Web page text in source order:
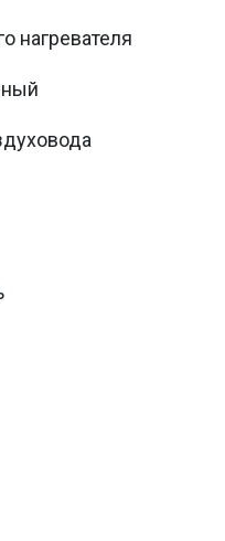
нагревателя